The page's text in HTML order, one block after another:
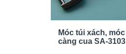
Móc túi xách, móc
càng cua SA-3103